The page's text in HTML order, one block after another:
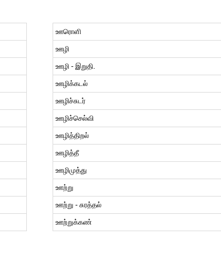
ஊரொளி
ஊழி
ஊழி - இறுதி.
ஊழிக்கடல்
ஊழிச்சுடர்
ஊழிச்செல்வி
ஊழித்திறல்
ஊழித்தீ
ஊழிமுத்து
ஊற்று
ஊற்று - சுரத்தல்
ஊற்றுக்கண்